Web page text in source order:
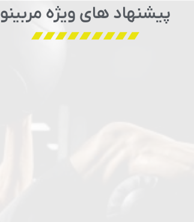
پیشنهاد های ویژه مربینو